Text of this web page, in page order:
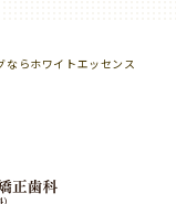
らホワイトエッセンス